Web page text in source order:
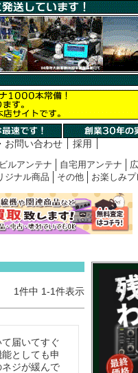
お問い合わせ 採用
ルアンテナ 自宅用アンテナ
ジナル商品 その他 お楽しみプ
1件中 1-1件表示
届いてすぐ
としても申
ジが緩んで